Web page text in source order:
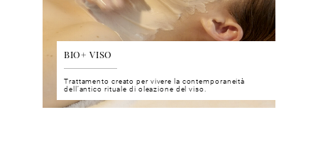
BIO+ VISO
Trattamento creato per vivere la contemporaneità
dell’antico rituale di oleazione del viso.